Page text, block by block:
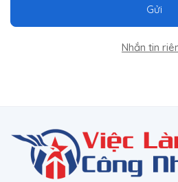
Gửi
Nhắn tin